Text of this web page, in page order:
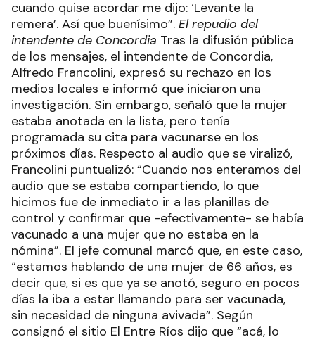
cuando quise acordar me dijo: ‘Levante la
remera’. Así que buenísimo”. El repudio del
intendente de Concordia Tras la difusión pública
de los mensajes, el intendente de Concordia,
Alfredo Francolini, expresó su rechazo en los
medios locales e informó que iniciaron una
investigación. Sin embargo, señaló que la mujer
estaba anotada en la lista, pero tenía
programada su cita para vacunarse en los
próximos días. Respecto al audio que se viralizó,
Francolini puntualizó: “Cuando nos enteramos del
audio que se estaba compartiendo, lo que
hicimos fue de inmediato ir a las planillas de
control y confirmar que -efectivamente- se había
vacunado a una mujer que no estaba en la
nómina”. El jefe comunal marcó que, en este caso,
“estamos hablando de una mujer de 66 años, es
decir que, si es que ya se anotó, seguro en pocos
días la iba a estar llamando para ser vacunada,
sin necesidad de ninguna avivada”. Según
consignó el sitio El Entre Ríos dijo que “acá, lo